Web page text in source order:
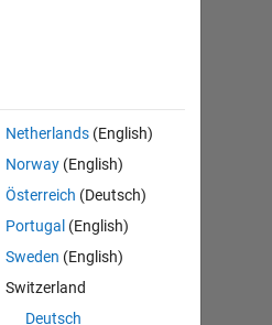
Cody
Netherlands (English)
Norway (English)
Österreich (Deutsch)
Portugal (English)
Sweden (English)
Switzerland
Deutsch